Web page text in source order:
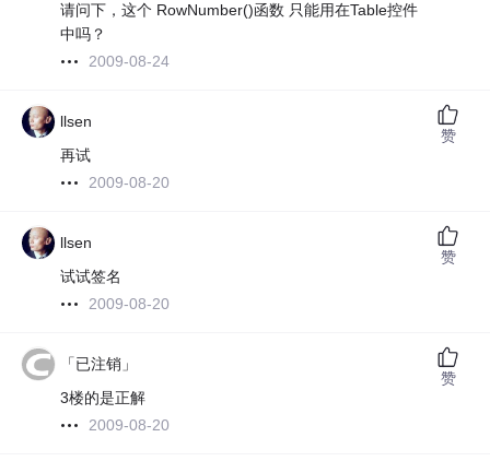
请问下，这个 RowNumber()函数 只能用在Table控件
中吗？
2009-08-24
llsen
再试
2009-08-20
赞
llsen
试试签名
2009-08-20
赞
「已注销」
3楼的是正解
2009-08-20
赞